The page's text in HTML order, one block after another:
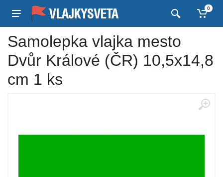
0
Samolepka vlajka mesto
Dvůr Králové (ČR) 10,5x14,8
cm 1 ks